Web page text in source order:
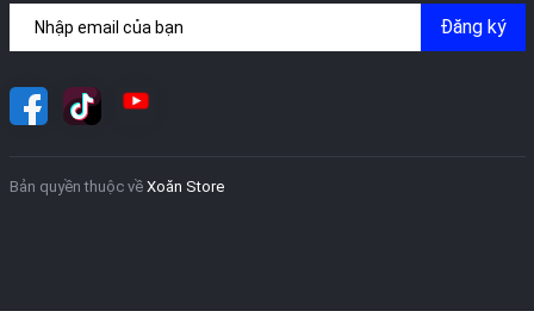
Đăng ký
Bản quyền thuộc về Xoăn Store